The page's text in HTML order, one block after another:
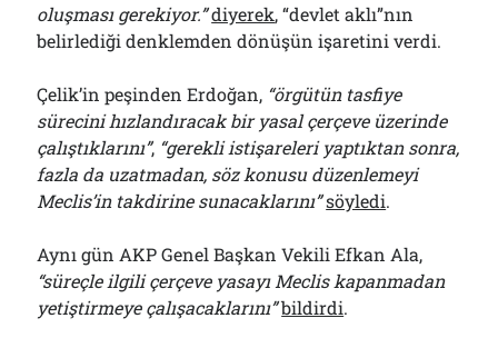
oluşması gerekiyor.”diyerek, “devlet aklı”nın
belirlediği denklemden dönüşün işaretini verdi.
Çelik’in peşinden Erdoğan, “örgütün tasfiye
sürecini hızlandıracak bir yasal çerçeve üzerinde
çalıştıklarını”, “gerekli istişareleri yaptıktan sonra,
fazla da uzatmadan, söz konusu düzenlemeyi
Meclis’in takdirine sunacaklarını”söyledi.
Aynı gün AKP Genel Başkan Vekili Efkan Ala,
“süreçle ilgili çerçeve yasayı Meclis kapanmadan
yetiştirmeye çalışacaklarını”bildirdi.